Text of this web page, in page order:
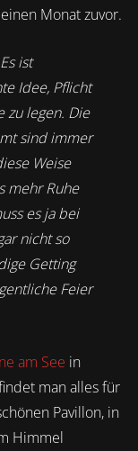
Monat zuvor.
ist
Idee, Pflicht
zu legen. Die
sind immer
Weise
mehr Ruhe
es ja bei
nicht so
Getting
Feier
am See in
man alles für
Pavillon, in
Himmel